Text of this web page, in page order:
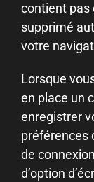
contient pas
supprimé
votre
Lorsque
en place un
enregistrer
préférences
de
d’option